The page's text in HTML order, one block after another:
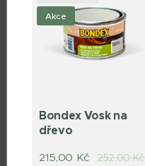
Bondex Vosk na
dřevo
Akce
215,00 Kč 252,00Kč